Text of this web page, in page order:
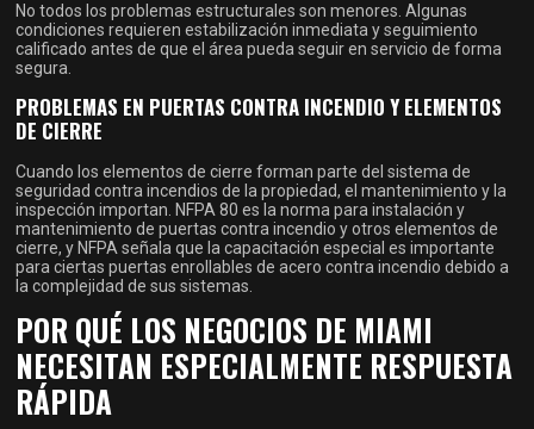
No todos los problemas estructurales son menores. Algunas
condiciones requieren estabilización inmediata y seguimiento
calificado antes de que el área pueda seguir en servicio de forma
segura.
PROBLEMAS EN PUERTAS CONTRA INCENDIO Y ELEMENTOS
DE CIERRE
Cuando los elementos de cierre forman parte del sistema de
seguridad contra incendios de la propiedad, el mantenimiento y la
inspección importan. NFPA 80 es la norma para instalación y
mantenimiento de puertas contra incendio y otros elementos de
cierre, y NFPA señala que la capacitación especial es importante
para ciertas puertas enrollables de acero contra incendio debido a
la complejidad de sus sistemas.
POR QUÉ LOS NEGOCIOS DE MIAMI
NECESITAN ESPECIALMENTE RESPUESTA
RÁPIDA